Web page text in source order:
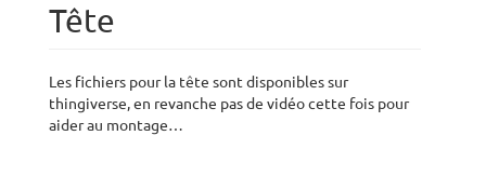
Tête
Les fichiers pour la tête sont disponibles sur
thingiverse, en revanche pas de vidéo cette fois pour
aider au montage…